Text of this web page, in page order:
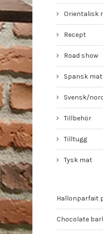
Orientalisk
Recept
Road show
Spansk mat
Svensk/
Tillbehör
Tilltugg
Tysk mat
Hallonparfait
Chocolate